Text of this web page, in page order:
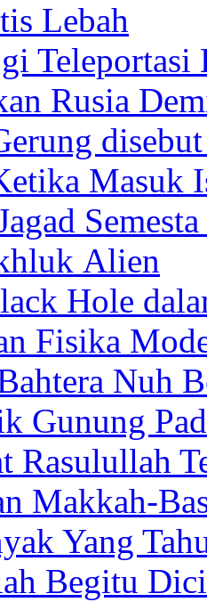
Lebah
Teleportasi
Rusia
Masuk
Alien
Hole
Fisika
Nuh
Gunung
Rasulullah
Makkah-
Yang
Begitu